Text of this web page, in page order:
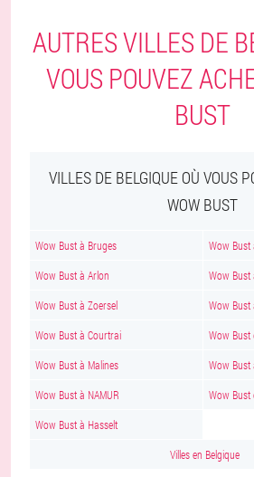
AUTRES VILLES DE
VOUS POUVEZ
BUST
VILLES DE BELGIQUE OÙ VOUS
WOW BUST
Wow Bust à Bruges Wow Bust
Wow Bust à Arlon Wow Bust
Wow Bust à Zoersel Wow Bust
Wow Bust à Courtrai Wow Bust
Wow Bust à Malines Wow Bust
Wow Bust à NAMUR Wow Bust
Wow Bust à Hasselt
Villes en Belgique